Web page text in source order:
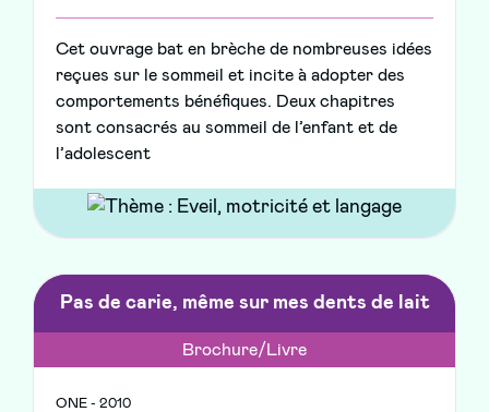
Cet ouvrage bat en brèche de nombreuses idées
reçues sur le sommeil et incite à adopter des
comportements bénéfiques. Deux chapitres
sont consacrés au sommeil de l’enfant et de
l’adolescent
Pas de carie, même sur mes dents de lait
Brochure/Livre
ONE - 2010